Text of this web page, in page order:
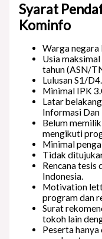
Syarat
Kominfo
Warga negara
Usia
tahun (ASN/
Lulusan S1/D4.
Minimal IPK
Latar
Informasi Dan
Belum
mengikuti
Minimal
Tidak
Rencana tesis
Indonesia.
Motivation
program dan
Surat
tokoh lain
Peserta